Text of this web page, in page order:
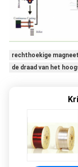
rechthoekige
de draad van het